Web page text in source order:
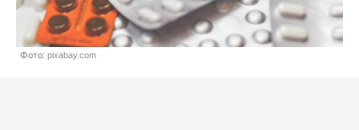
Фото: pixabay.com